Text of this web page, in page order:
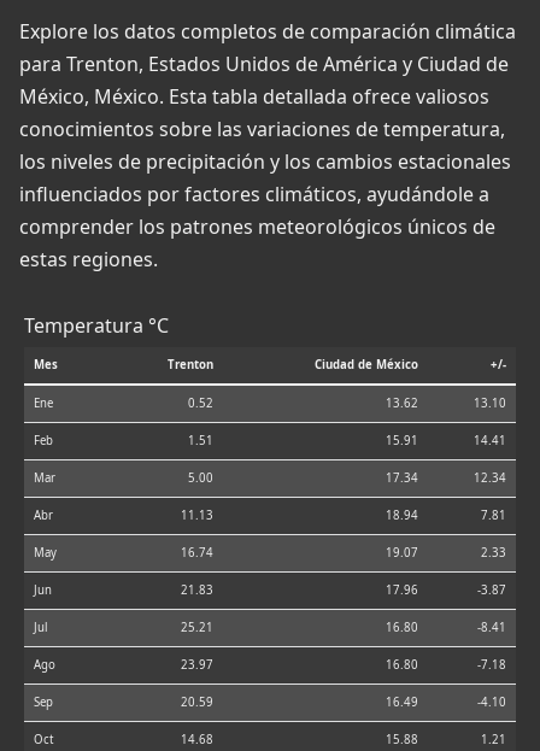
Explore los datos completos de comparación climática
para Trenton, Estados Unidos de América y Ciudad de
México, México. Esta tabla detallada ofrece valiosos
conocimientos sobre las variaciones de temperatura,
los niveles de precipitación y los cambios estacionales
influenciados por factores climáticos, ayudándole a
comprender los patrones meteorológicos únicos de
estas regiones.
Temperatura °C
Mes Trenton Ciudad de México +/-
Ene 0.52 13.62 13.10
Feb 1.51 15.91 14.41
Mar 5.00 17.34 12.34
Abr 11.13 18.94 7.81
May 16.74 19.07 2.33
Jun 21.83 17.96 -3.87
Jul 25.21 16.80 -8.41
Ago 23.97 16.80 -7.18
Sep 20.59 16.49 -4.10
Oct 14.68 15.88 1.21